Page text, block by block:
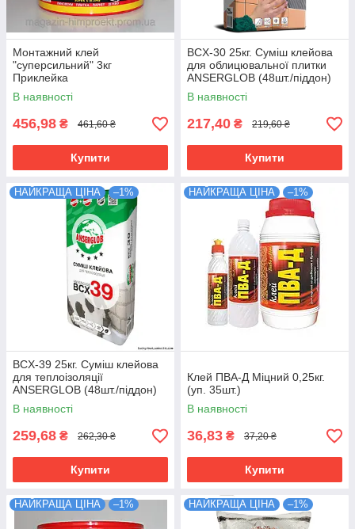
Монтажний клей
"суперсильний" 3кг
Приклейка
В наявності
456,98 ₴ 461,60 ₴
Купити
BCX-30 25кг. Суміш клейова
для облицювальної плитки
ANSERGLOB (48шт./піддон)
В наявності
217,40 ₴ 219,60 ₴
Купити
НАЙКРАЩА ЦІНА –1%
BCX-39 25кг. Суміш клейова
для теплоізоляції
ANSERGLOB (48шт./піддон)
В наявності
259,68 ₴ 262,30 ₴
Купити
НАЙКРАЩА ЦІНА –1%
Клей ПВА-Д Міцний 0,25кг.
(уп. 35шт.)
В наявності
36,83 ₴ 37,20 ₴
Купити
НАЙКРАЩА ЦІНА –1% НАЙКРАЩА ЦІНА –1%